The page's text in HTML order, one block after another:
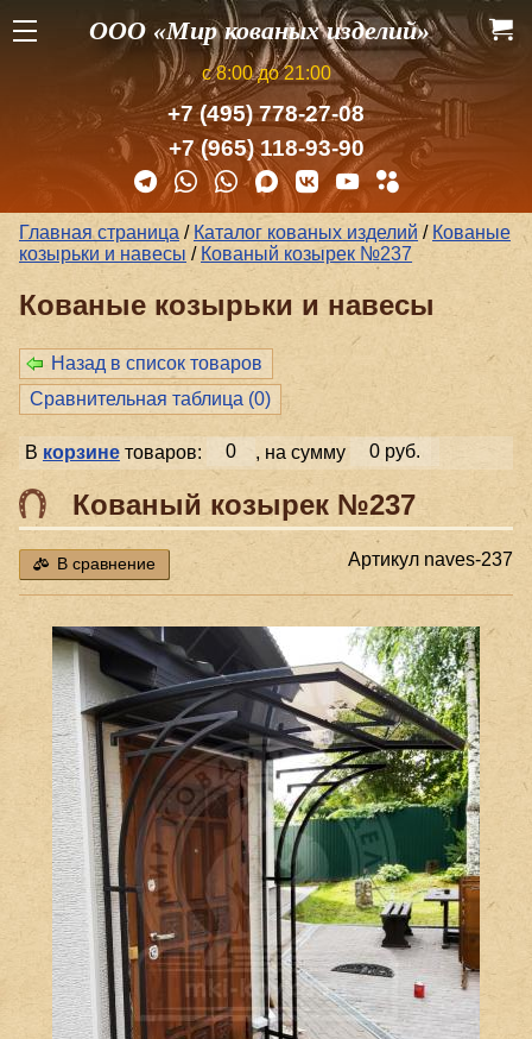
ООО «Мир кованых изделий»
с 8:00 до 21:00
+7 (495) 778-27-08
+7 (965) 118-93-90
Главная страница / Каталог кованых изделий / Кованые
козырьки и навесы / Кованый козырек №237
Кованые козырьки и навесы
Назад в список товаров
Сравнительная таблица (0)
В корзинетоваров: 0 , на сумму 0 руб.
Кованый козырек №237
В сравнение Артикул naves-237